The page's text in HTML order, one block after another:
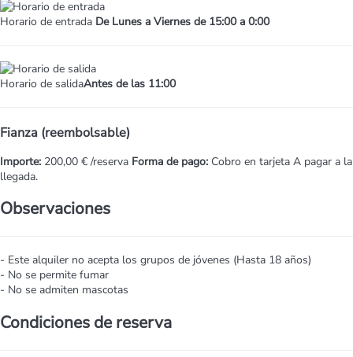
Horario de entrada De Lunes a Viernes de 15:00 a 0:00
Horario de salidaAntes de las 11:00
Fianza (reembolsable)
Importe: 200,00 € /reserva Forma de pago: Cobro en tarjeta A pagar a la
llegada.
Observaciones
- Este alquiler no acepta los grupos de jóvenes (Hasta 18 años)
- No se permite fumar
- No se admiten mascotas
Condiciones de reserva